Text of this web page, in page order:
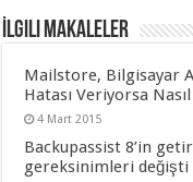
İlgili Makaleler
Mailstore, Bilgisayar
Hatası Veriyorsa
4 Mart 2015
Backupassist 8’in
gereksinimleri değişti